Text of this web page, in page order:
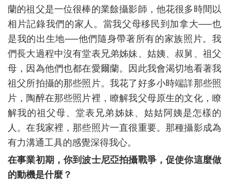
蘭的祖父是一位很棒的業餘攝影師，他花很多時間以
相片記錄我們的家人。當我父母移民到加拿大──也
是我的出生地──他們隨身帶著所有的家族照片。我
們長大過程中沒有堂表兄弟姊妹、姑姨、叔舅、祖父
母，因為他們也都在愛爾蘭。因此我會渴切地看著我
祖父所拍攝的那些照片。我花了好多小時端詳那些照
片，陶醉在那些照片裡，瞭解我父母原生的文化，瞭
解我的祖父母、堂表兄弟姊妹、姑姑阿姨是怎樣的
人。在我家裡，那些照片一直很重要。那種攝影成為
有力溝通工具的感覺深得我心。
在事業初期，你到波士尼亞拍攝戰爭，促使你這麼做
的動機是什麼？